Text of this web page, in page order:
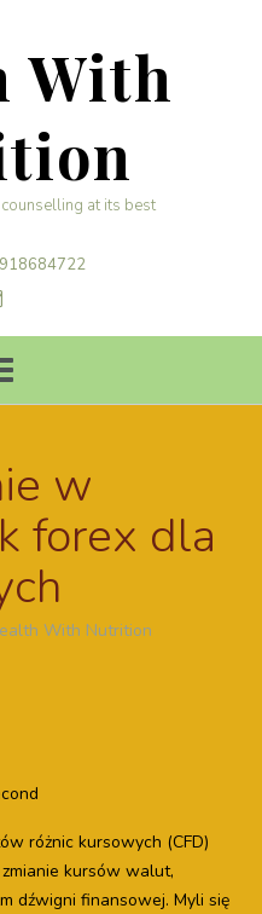
With
at its best
w
forex dla
With Nutrition
różnic kursowych (CFD)
kursów walut,
dźwigni finansowej. Myli się